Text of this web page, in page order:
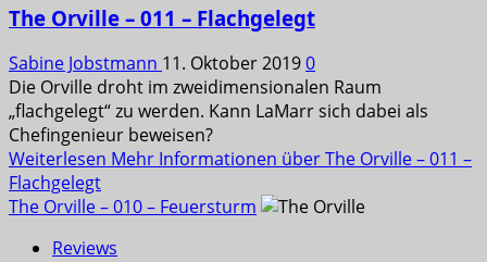
The Orville – 011 – Flachgelegt
Sabine Jobstmann 11. Oktober 20190
Die Orville droht im zweidimensionalen Raum
„flachgelegt“ zu werden. Kann LaMarr sich dabei als
Chefingenieur beweisen?
Weiterlesen Mehr Informationen über The Orville – 011 –
Flachgelegt
The Orville – 010 – Feuersturm
Reviews